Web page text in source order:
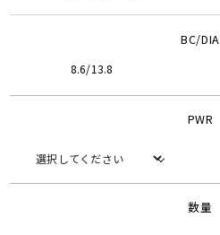
BC/DIA
8.6/13.8
PWR
数量